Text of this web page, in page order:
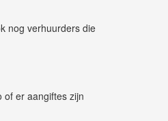
nog verhuurders die
of er aangiftes zijn